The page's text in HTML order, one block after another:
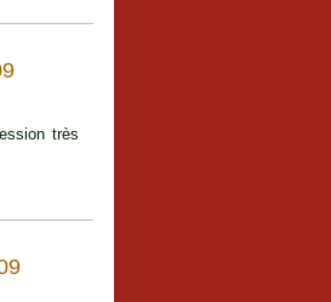
très